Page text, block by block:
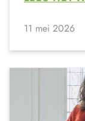
11 mei 2026